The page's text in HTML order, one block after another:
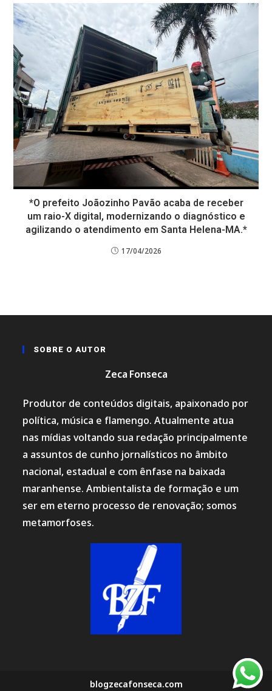
*O prefeito Joãozinho Pavão acaba de receber
um raio-X digital, modernizando o diagnóstico e
agilizando o atendimento em Santa Helena-MA.*
17/04/2026
SOBRE O AUTOR
Zeca Fonseca
Produtor de conteúdos digitais, apaixonado por
política, música e flamengo. Atualmente atua
nas mídias voltando sua redação principalmente
a assuntos de cunho jornalísticos no âmbito
nacional, estadual e com ênfase na baixada
maranhense. Ambientalista de formação e um
ser em eterno processo de renovação; somos
metamorfoses.
blogzecafonseca.com